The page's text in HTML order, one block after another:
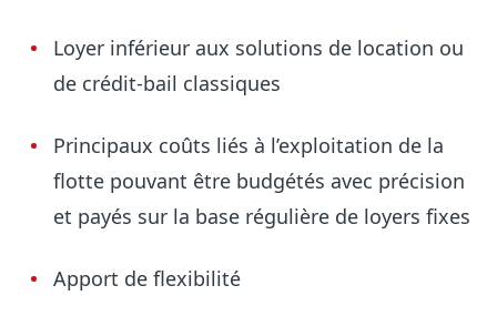
Loyer inférieur aux solutions de location ou
de crédit-bail classiques
Principaux coûts liés à l’exploitation de la
flotte pouvant être budgétés avec précision
et payés sur la base régulière de loyers fixes
Apport de flexibilité